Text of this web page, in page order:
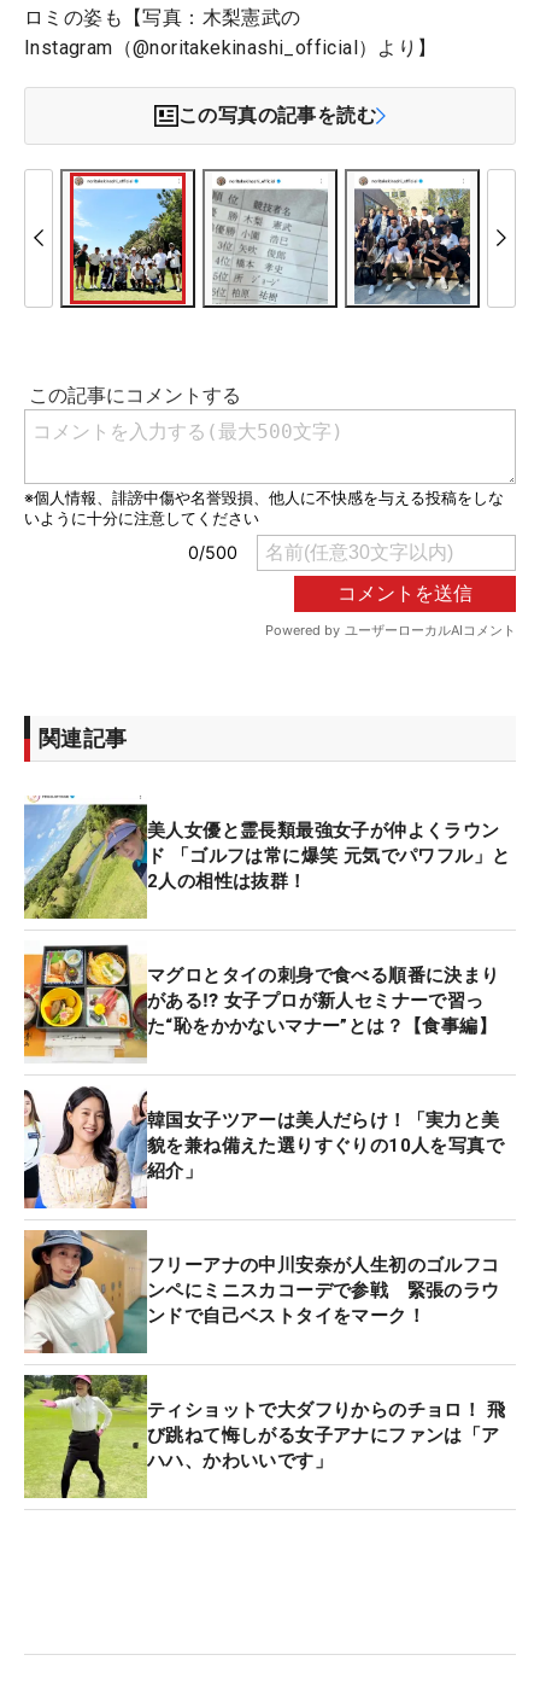
ロミの姿も【写真：木梨憲武の
Instagram（@noritakekinashi_official）より】
この写真の記事を読む
関連記事
美人女優と霊長類最強女子が仲よくラウン
ド 「ゴルフは常に爆笑 元気でパワフル」と
2人の相性は抜群！
マグロとタイの刺身で食べる順番に決まり
がある⁉ 女子プロが新人セミナーで習っ
た“恥をかかないマナー”とは？【食事編】
韓国女子ツアーは美人だらけ！「実力と美
貌を兼ね備えた選りすぐりの10人を写真で
紹介」
フリーアナの中川安奈が人生初のゴルフコ
ンペにミニスカコーデで参戦 緊張のラウ
ンドで自己ベストタイをマーク！
ティショットで大ダフりからのチョロ！ 飛
び跳ねて悔しがる女子アナにファンは「ア
ハハ、かわいいです」